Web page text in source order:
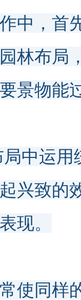
，首先
林布局
景物能
中运
兴致的
现。
使同样